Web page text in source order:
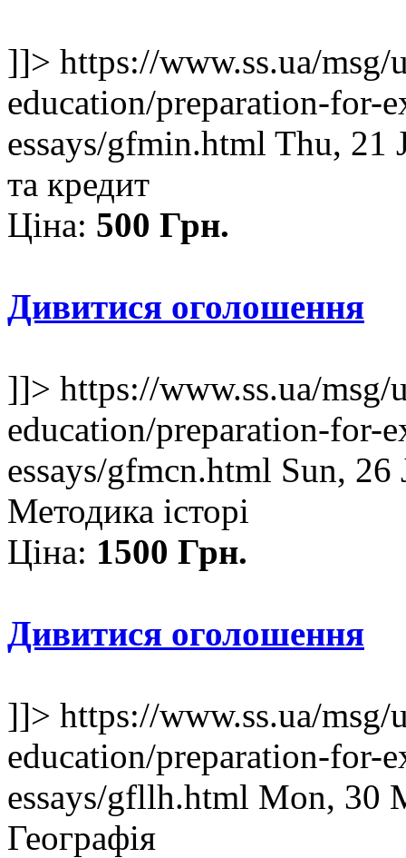
]]> https://www.ss.ua/
education/preparation-for-
essays/gfmin.html Thu, 21
та кредит
Ціна: 500 Грн.
Дивитися оголошення
]]> https://www.ss.ua/
education/preparation-for-
essays/gfmcn.html Sun, 26
Методика історі
Ціна: 1500 Грн.
Дивитися оголошення
]]> https://www.ss.ua/
education/preparation-for-
essays/gfllh.html Mon, 30
Географія